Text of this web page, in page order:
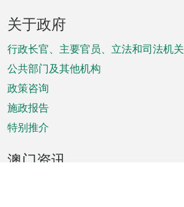
页
脚
菜
单
关于政府
行政长官、主要官员、立法和司法机关
公共部门及其他机构
政策咨询
施政报告
特别推介
澳门资讯